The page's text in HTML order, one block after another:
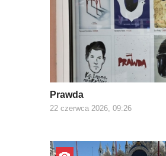
Prawda
22 czerwca 2026, 09:26